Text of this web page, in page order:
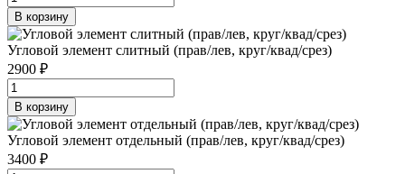
В корзину
Угловой элемент слитный (прав/лев, круг/квад/срез)
2900 ₽
В корзину
Угловой элемент отдельный (прав/лев, круг/квад/срез)
3400 ₽